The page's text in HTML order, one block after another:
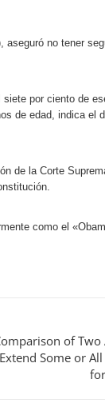
no tener
por ciento de
de edad, indica el
de la Corte
como el
of
Extend Some or